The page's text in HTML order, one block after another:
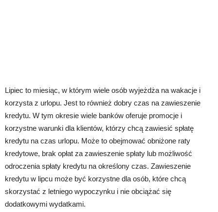
Lipiec to miesiąc, w którym wiele osób wyjeżdża na wakacje i
korzysta z urlopu. Jest to również dobry czas na zawieszenie
kredytu. W tym okresie wiele banków oferuje promocje i
korzystne warunki dla klientów, którzy chcą zawiesić spłatę
kredytu na czas urlopu. Może to obejmować obniżone raty
kredytowe, brak opłat za zawieszenie spłaty lub możliwość
odroczenia spłaty kredytu na określony czas. Zawieszenie
kredytu w lipcu może być korzystne dla osób, które chcą
skorzystać z letniego wypoczynku i nie obciążać się
dodatkowymi wydatkami.